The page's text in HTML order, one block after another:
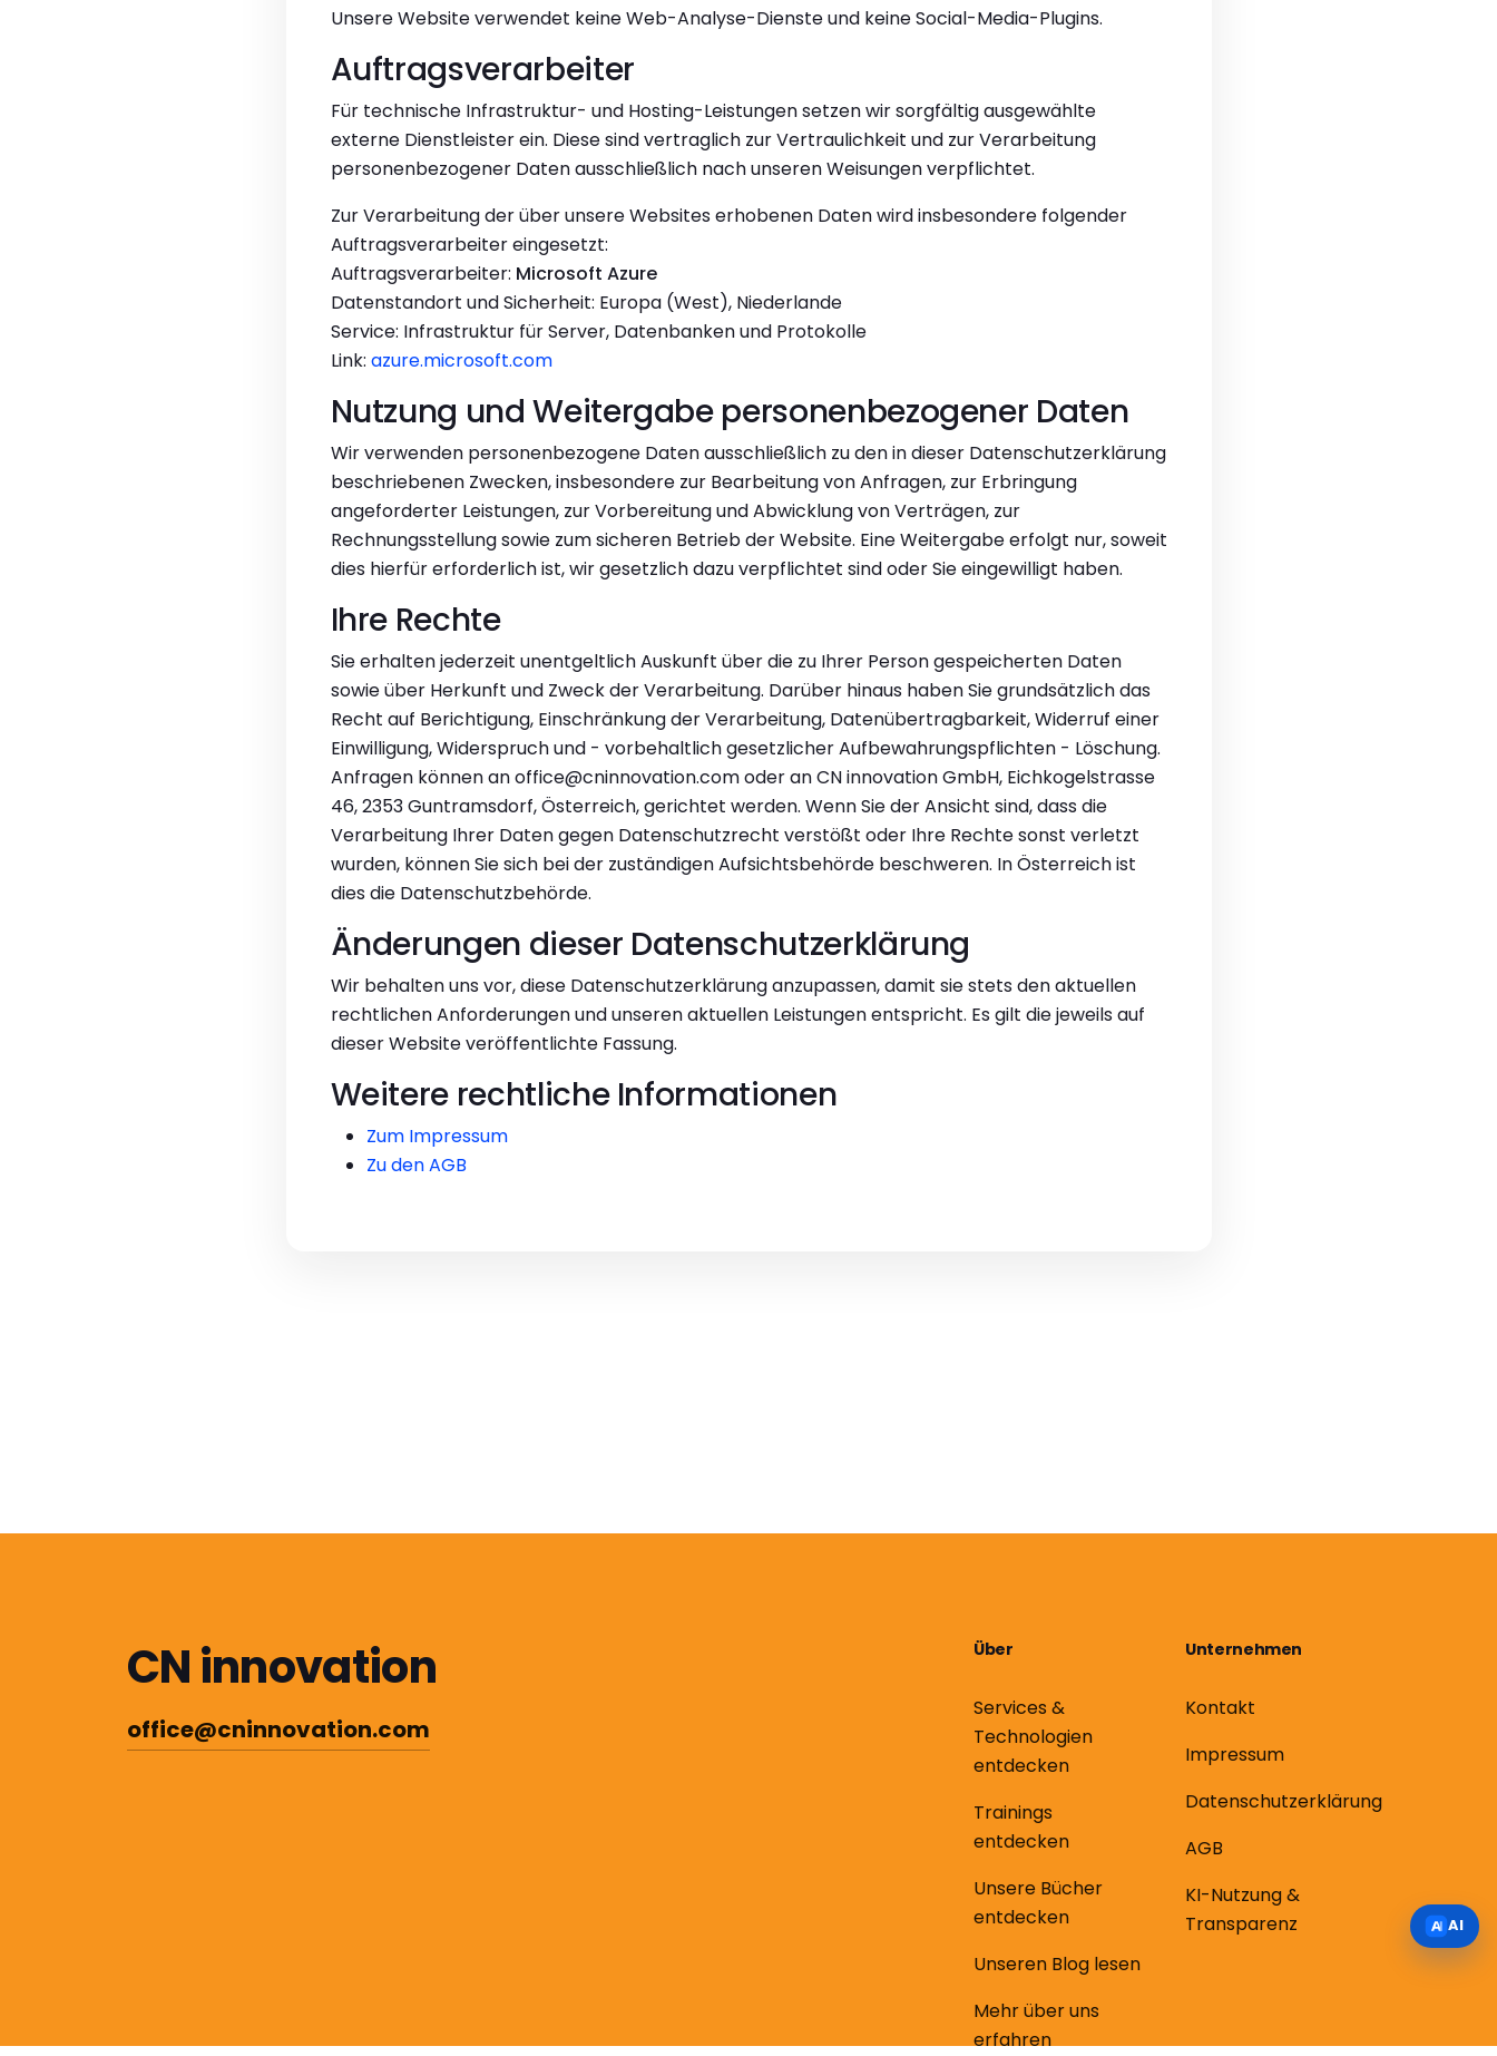
Unsere Website verwendet keine Web-Analyse-Dienste und keine Social-Media-Plugins.
Auftragsverarbeiter
Für technische Infrastruktur- und Hosting-Leistungen setzen wir sorgfältig ausgewählte
externe Dienstleister ein. Diese sind vertraglich zur Vertraulichkeit und zur Verarbeitung
personenbezogener Daten ausschließlich nach unseren Weisungen verpflichtet.
Zur Verarbeitung der über unsere Websites erhobenen Daten wird insbesondere folgender
Auftragsverarbeiter eingesetzt:
Auftragsverarbeiter: Microsoft Azure
Datenstandort und Sicherheit: Europa (West), Niederlande
Service: Infrastruktur für Server, Datenbanken und Protokolle
Link: azure.microsoft.com
Nutzung und Weitergabe personenbezogener Daten
Wir verwenden personenbezogene Daten ausschließlich zu den in dieser Datenschutzerklärung
beschriebenen Zwecken, insbesondere zur Bearbeitung von Anfragen, zur Erbringung
angeforderter Leistungen, zur Vorbereitung und Abwicklung von Verträgen, zur
Rechnungsstellung sowie zum sicheren Betrieb der Website. Eine Weitergabe erfolgt nur, soweit
dies hierfür erforderlich ist, wir gesetzlich dazu verpflichtet sind oder Sie eingewilligt haben.
Ihre Rechte
Sie erhalten jederzeit unentgeltlich Auskunft über die zu Ihrer Person gespeicherten Daten
sowie über Herkunft und Zweck der Verarbeitung. Darüber hinaus haben Sie grundsätzlich das
Recht auf Berichtigung, Einschränkung der Verarbeitung, Datenübertragbarkeit, Widerruf einer
Einwilligung, Widerspruch und - vorbehaltlich gesetzlicher Aufbewahrungspflichten - Löschung.
Anfragen können an office@cninnovation.com oder an CN innovation GmbH, Eichkogelstrasse
46, 2353 Guntramsdorf, Österreich, gerichtet werden. Wenn Sie der Ansicht sind, dass die
Verarbeitung Ihrer Daten gegen Datenschutzrecht verstößt oder Ihre Rechte sonst verletzt
wurden, können Sie sich bei der zuständigen Aufsichtsbehörde beschweren. In Österreich ist
dies die Datenschutzbehörde.
Änderungen dieser Datenschutzerklärung
Wir behalten uns vor, diese Datenschutzerklärung anzupassen, damit sie stets den aktuellen
rechtlichen Anforderungen und unseren aktuellen Leistungen entspricht. Es gilt die jeweils auf
dieser Website veröffentlichte Fassung.
Weitere rechtliche Informationen
Zum Impressum
Zu den AGB
AI
CN innovation
office@cninnovation.com
Über
Services &
Technologien
entdecken
Trainings
entdecken
Unsere Bücher
entdecken
Unseren Blog lesen
Mehr über uns
erfahren
Unternehmen
Kontakt
Impressum
Datenschutzerklärung
AGB
KI-Nutzung &
Transparenz